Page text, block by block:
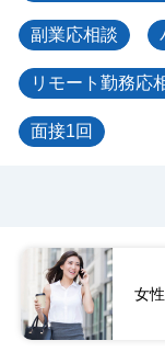
副業応相談
リモート勤務応
面接1回
女